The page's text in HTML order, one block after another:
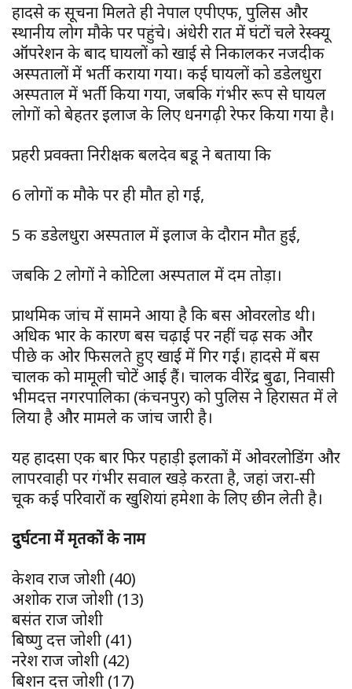
हादसे की सूचना मिलते ही नेपाल एपीएफ, पुलिस और
स्थानीय लोग मौके पर पहुंचे। अंधेरी रात में घंटों चले रेस्क्यू
ऑपरेशन के बाद घायलों को खाई से निकालकर नजदीकी
अस्पतालों में भर्ती कराया गया। कई घायलों को डडेलधुरा
अस्पताल में भर्ती किया गया, जबकि गंभीर रूप से घायल
लोगों को बेहतर इलाज के लिए धनगढ़ी रेफर किया गया है।
प्रहरी प्रवक्ता निरीक्षक बलदेव बडू ने बताया कि
6 लोगों की मौके पर ही मौत हो गई,
5 की डडेलधुरा अस्पताल में इलाज के दौरान मौत हुई,
जबकि 2 लोगों ने कोटिला अस्पताल में दम तोड़ा।
प्राथमिक जांच में सामने आया है कि बस ओवरलोड थी।
अधिक भार के कारण बस चढ़ाई पर नहीं चढ़ सकी और
पीछे की ओर फिसलते हुए खाई में गिर गई। हादसे में बस
चालक को मामूली चोटें आई हैं। चालक वीरेंद्र बुढा, निवासी
भीमदत्त नगरपालिका (कंचनपुर) को पुलिस ने हिरासत में ले
लिया है और मामले की जांच जारी है।
यह हादसा एक बार फिर पहाड़ी इलाकों में ओवरलोडिंग और
लापरवाही पर गंभीर सवाल खड़े करता है, जहां जरा-सी
चूक कई परिवारों की खुशियां हमेशा के लिए छीन लेती है।
दुर्घटना में मृतकों के नाम
केशव राज जोशी (40)
अशोक राज जोशी (13)
बसंत राज जोशी
बिष्णु दत्त जोशी (41)
नरेश राज जोशी (42)
बिशन दत्त जोशी (17)